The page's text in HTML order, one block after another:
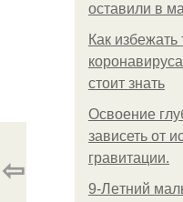
оставили в
Как
стоит знать
Освоение
зависеть от
гравитации.
9-Лeтний
⇦